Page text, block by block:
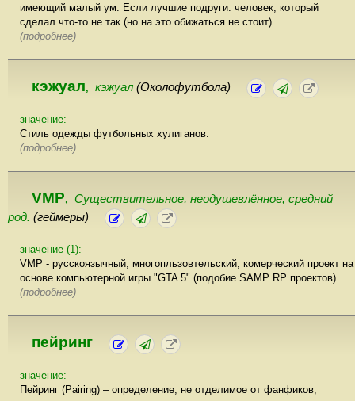
имеющий малый ум. Если лучшие подруги: человек, который
сделал что-то не так (но на это обижаться не стоит).
(подробнее)
кэжуал, кэжуал (Околофутбола)
значение:
Стиль одежды футбольных хулиганов.
(подробнее)
VMP, Существительное, неодушевлённое, cредний
род. (геймеры)
значение (1):
VMP - русскоязычный, многопльзовтельский, комерческий проект на
основе компьютерной игры "GTA 5" (подобие SAMP RP проектов).
(подробнее)
пейринг
значение:
Пейринг (Pairing) – определение, не отделимое от фанфиков,